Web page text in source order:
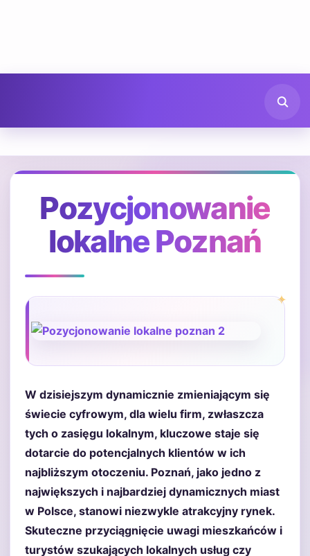
Pozycjonowanie
lokalne Poznań
W dzisiejszym dynamicznie zmieniającym się
świecie cyfrowym, dla wielu firm, zwłaszcza
tych o zasięgu lokalnym, kluczowe staje się
dotarcie do potencjalnych klientów w ich
najbliższym otoczeniu. Poznań, jako jedno z
największych i najbardziej dynamicznych miast
w Polsce, stanowi niezwykle atrakcyjny rynek.
Skuteczne przyciągnięcie uwagi mieszkańców i
turystów szukających lokalnych usług czy